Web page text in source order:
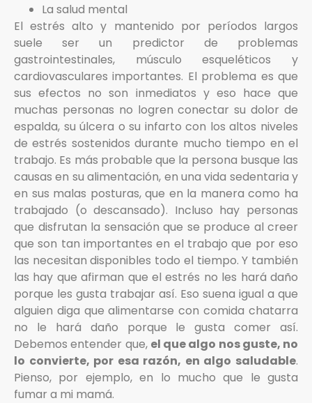
La salud mental
El estrés alto y mantenido por períodos largos
suele ser un predictor de problemas
gastrointestinales, músculo esqueléticos y
cardiovasculares importantes. El problema es que
sus efectos no son inmediatos y eso hace que
muchas personas no logren conectar su dolor de
espalda, su úlcera o su infarto con los altos niveles
de estrés sostenidos durante mucho tiempo en el
trabajo. Es más probable que la persona busque las
causas en su alimentación, en una vida sedentaria y
en sus malas posturas, que en la manera como ha
trabajado (o descansado). Incluso hay personas
que disfrutan la sensación que se produce al creer
que son tan importantes en el trabajo que por eso
las necesitan disponibles todo el tiempo. Y también
las hay que afirman que el estrés no les hará daño
porque les gusta trabajar así. Eso suena igual a que
alguien diga que alimentarse con comida chatarra
no le hará daño porque le gusta comer así.
Debemos entender que, el que algo nos guste, no
lo convierte, por esa razón, en algo saludable.
Pienso, por ejemplo, en lo mucho que le gusta
fumar a mi mamá.